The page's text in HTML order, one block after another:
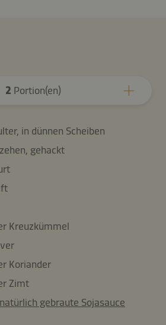
2 Portion(en)
in dünnen Scheiben
gehackt
Kreuzkümmel
Koriander
Zimt
gebraute Sojasauce